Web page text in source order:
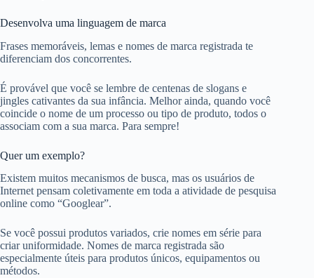
Desenvolva uma linguagem de marca
Frases memoráveis, lemas e nomes de marca registrada te
diferenciam dos concorrentes.
É provável que você se lembre de centenas de slogans e
jingles cativantes da sua infância. Melhor ainda, quando você
coincide o nome de um processo ou tipo de produto, todos o
associam com a sua marca. Para sempre!
Quer um exemplo?
Existem muitos mecanismos de busca, mas os usuários de
Internet pensam coletivamente em toda a atividade de pesquisa
online como “Googlear”.
Se você possui produtos variados, crie nomes em série para
criar uniformidade. Nomes de marca registrada são
especialmente úteis para produtos únicos, equipamentos ou
métodos.